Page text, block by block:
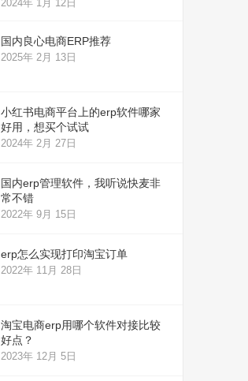
2024年 1月 12日
国内良心电商ERP推荐
2025年 2月 13日
小红书电商平台上的erp软件哪家
好用，想买个试试
2024年 2月 27日
国内erp管理软件，我听说快麦非
常不错
2022年 9月 15日
erp怎么实现打印淘宝订单
2022年 11月 28日
淘宝电商erp用哪个软件对接比较
好点？
2023年 12月 5日